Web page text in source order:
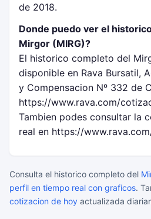
de 2018.
Donde puedo ver el
Mirgor (MIRG)?
El historico completo del
disponible en Rava Bursatil,
y Compensacion Nº 332 de
https://www.rava.com/
Tambien podes consultar la
real en https://
Consulta el historico completo del
perfil en tiempo real con graficos.
cotizacion de hoy actualizada